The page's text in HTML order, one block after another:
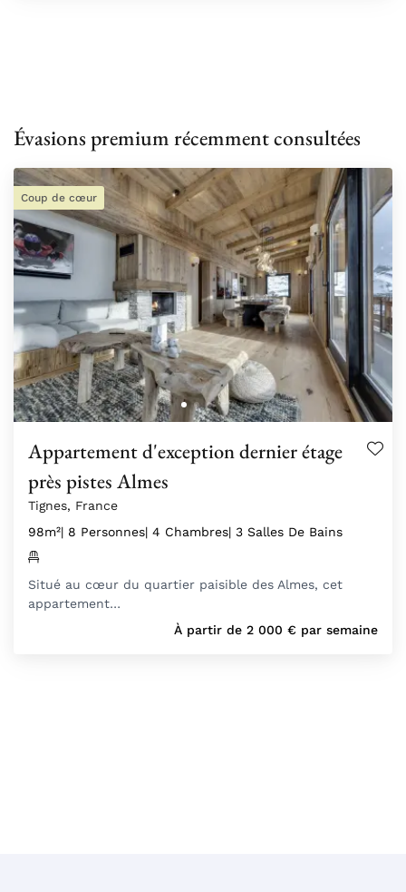
Évasions premium récemment consultées
Coup de cœur
Appartement d'exception dernier étage
près pistes Almes
Tignes, France
98m²| 8 Personnes| 4 Chambres| 3 Salles De Bains
Situé au cœur du quartier paisible des Almes, cet
appartement…
À partir de 2 000 € par semaine